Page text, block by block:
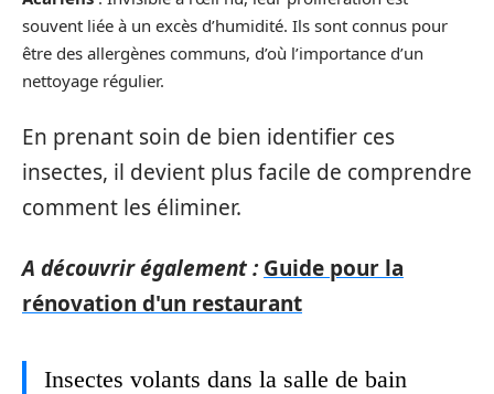
souvent liée à un excès d’humidité. Ils sont connus pour
être des allergènes communs, d’où l’importance d’un
nettoyage régulier.
En prenant soin de bien identifier ces
insectes, il devient plus facile de comprendre
comment les éliminer.
A découvrir également : Guide pour la
rénovation d'un restaurant
Insectes volants dans la salle de bain